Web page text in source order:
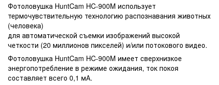
Фотоловушка HuntCam HC-900M использует
термочувствительную технологию распознавания животных
(человека)
для автоматической съемки изображений высокой
четкости (20 миллионов пикселей) и/или потокового видео.
Фотоловушка HuntCam HC-900M имеет сверхнизкое
энергопотребление в режиме ожидания, ток покоя
составляет всего 0,1 мА.